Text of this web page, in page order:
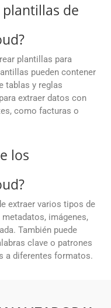
de
plantillas para
pueden contener
tablas y reglas
extraer datos con
como facturas o
los
extraer varios tipos de
imágenes,
También puede
clave o patrones
a diferentes formatos.